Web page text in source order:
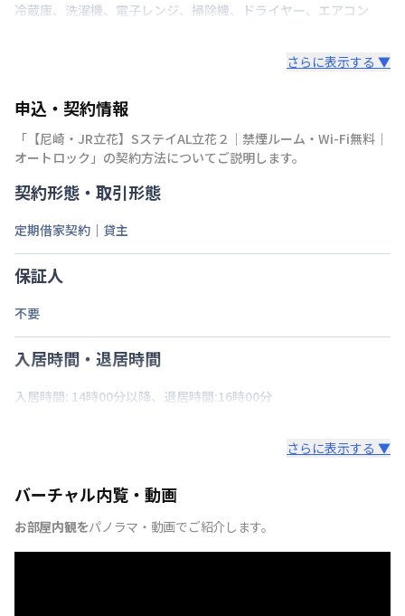
冷蔵庫、 洗濯機、 電子レンジ、 掃除機、 ドライヤー、 エアコン
さらに表示する ▼
申込・契約情報
「 【尼崎・JR立花】SステイAL立花２｜禁煙ルーム・Wi-Fi無料｜
オートロック 」の契約方法についてご説明します。
契約形態・取引形態
定期借家契約｜貸主
保証人
不要
入居時間・退居時間
入居時間: 14時00分以降、退居時間:16時00分
さらに表示する ▼
バーチャル内覧・動画
お部屋内観をパノラマ・動画でご紹介します。